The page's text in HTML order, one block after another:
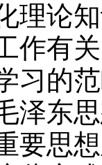
理论
作有
习的
泽东
要思